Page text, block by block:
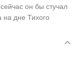
он бы стучал
на дне Тихого